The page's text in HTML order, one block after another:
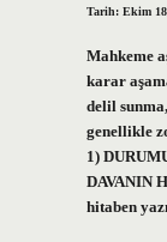
Tarih: Ekim
Mahkeme
karar
delil
genellikle
1)
DAVANIN
hitaben